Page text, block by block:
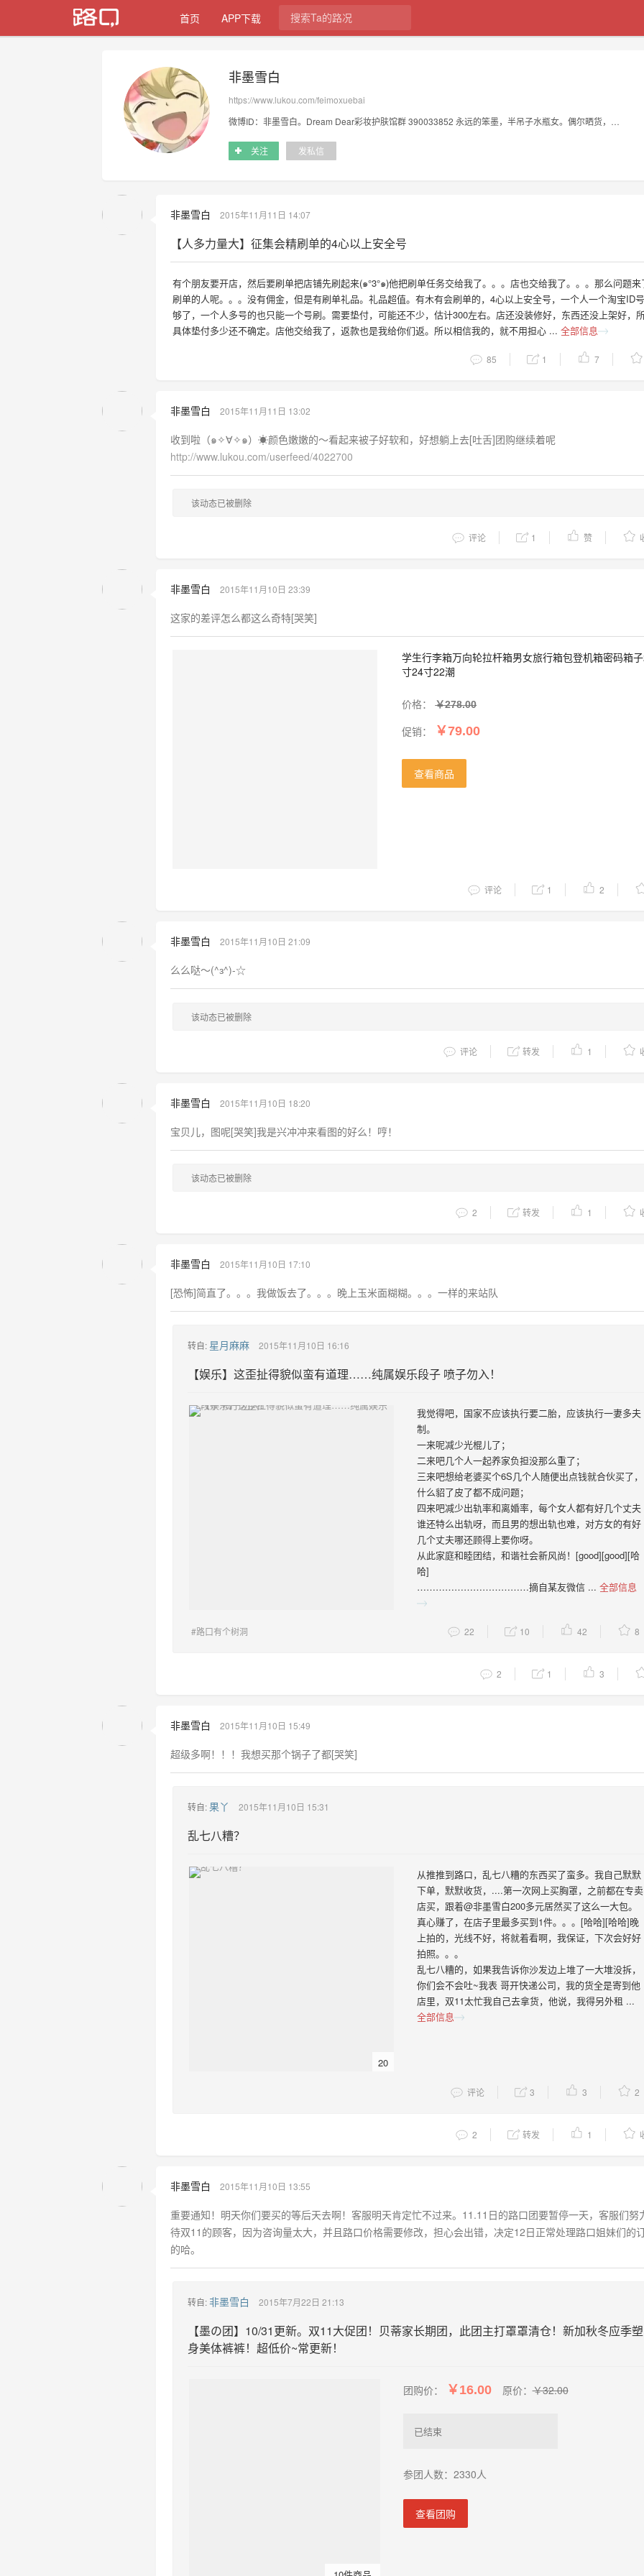
首页 APP下载
非墨雪白
https://www.lukou.com/feimoxuebai
微博ID：非墨雪白。Dream Dear彩妆护肤馆群 390033852 永远的笨墨，半吊子水瓶女。偶尔晒货，时不时蹦团，经常话唠
关注 发私信
非墨雪白 2015年11月11日 14:07
【人多力量大】征集会精刷单的4心以上安全号
有个朋友要开店，然后要刷单把店铺先刷起来(๑°3°๑)他把刷单任务交给我了。。。店也交给我了。。。那么问题来
刷单的人呢。。。没有佣金，但是有刷单礼品。礼品超值。有木有会刷单的，4心以上安全号，一个人一个淘宝ID
够了，一个人多号的也只能一个号刷。需要垫付，可能还不少，估计300左右。店还没装修好，东西还没上架好，
具体垫付多少还不确定。店他交给我了，返款也是我给你们返。所以相信我的，就不用担心 ...全部信息
85 1 7
非墨雪白 2015年11月11日 13:02
收到啦（๑✧∀✧๑）☀颜色嫩嫩的～看起来被子好软和，好想躺上去[吐舌]团购继续着呢
http://www.lukou.com/userfeed/4022700
该动态已被删除
评论 1 赞
非墨雪白 2015年11月10日 23:39
这家的差评怎么都这么奇特[哭笑]
学生行李箱万向轮拉杆箱男女旅行箱包登机箱密码箱
寸24寸22潮
价格：￥278.00
促销： ￥79.00
查看商品
评论 1 2
非墨雪白 2015年11月10日 21:09
么么哒～(^з^)-☆
该动态已被删除
评论 转发 1
非墨雪白 2015年11月10日 18:20
宝贝儿，图呢[哭笑]我是兴冲冲来看图的好么！哼！
该动态已被删除
2 转发 1
非墨雪白 2015年11月10日 17:10
[恐怖]简直了。。。我做饭去了。。。晚上玉米面糊糊。。。一样的来站队
转自: 星月麻麻 2015年11月10日 16:16
【娱乐】这歪扯得貌似蛮有道理……纯属娱乐段子 喷子勿入！
我觉得吧，国家不应该执行要二胎，应该执行一妻多夫
制。
一来呢减少光棍儿了；
二来吧几个人一起养家负担没那么重了；
三来吧想给老婆买个6S几个人随便出点钱就合伙买了，
什么貂了皮了都不成问题；
四来吧减少出轨率和离婚率，每个女人都有好几个丈夫
谁还特么出轨呀，而且男的想出轨也难，对方女的有好
几个丈夫哪还顾得上要你呀。
从此家庭和睦团结，和谐社会新风尚！[good][good][哈
哈]
………………………………摘自某友微信 ... 全部信息
#路口有个树洞 22 10 42 8
2 1 3
非墨雪白 2015年11月10日 15:49
超级多啊！！！我想买那个锅子了都[哭笑]
转自: 果丫 2015年11月10日 15:31
乱七八糟？
20
从推推到路口，乱七八糟的东西买了蛮多。我自己默默
下单，默默收货，....第一次网上买胸罩，之前都在专卖
店买，跟着@非墨雪白200多元居然买了这么一大包。
真心赚了，在店子里最多买到1件。。。[哈哈][哈哈]晚
上拍的，光线不好，将就着看啊，我保证，下次会好好
拍照。。。
乱七八糟的，如果我告诉你沙发边上堆了一大堆没拆，
你们会不会吐~我表 哥开快递公司，我的货全是寄到他
店里，双11太忙我自己去拿货，他说，我得另外租 ...
全部信息
评论 3 3 2
2 转发 1
非墨雪白 2015年11月10日 13:55
重要通知！明天你们要买的等后天去啊！客服明天肯定忙不过来。11.11日的路口团要暂停一天，客服们努
待双11的顾客，因为咨询量太大，并且路口价格需要修改，担心会出错，决定12日正常处理路口姐妹们的
的哈。
转自:非墨雪白 2015年7月22日 21:13
【墨の团】10/31更新。双11大促团！贝蒂家长期团，此团主打罩罩清仓！新加秋冬应季塑
身美体裤裤！超低价~常更新！
团购价： ￥16.00 原价：￥32.00
已结束
参团人数：2330人
查看团购